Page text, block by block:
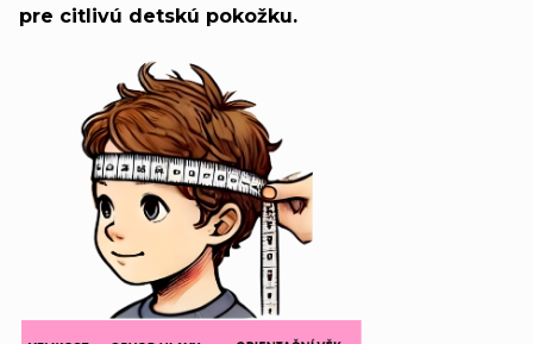
pre citlivú detskú pokožku.